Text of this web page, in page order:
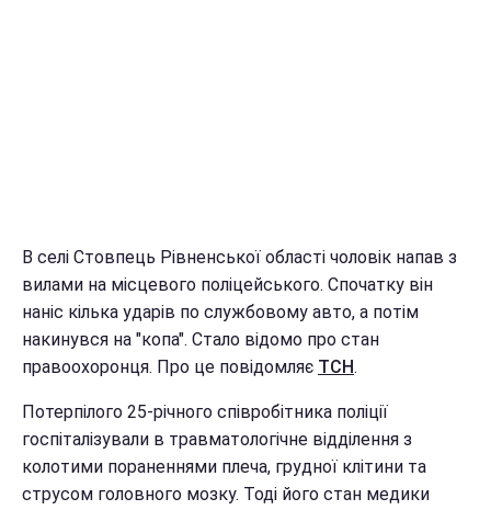
В селі Стовпець Рівненської області чоловік напав з
вилами на місцевого поліцейського. Спочатку він
наніс кілька ударів по службовому авто, а потім
накинувся на "копа". Стало відомо про стан
правоохоронця. Про це повідомляє ТСН.
Потерпілого 25-річного співробітника поліції
госпіталізували в травматологічне відділення з
колотими пораненнями плеча, грудної клітини та
струсом головного мозку. Тоді його стан медики